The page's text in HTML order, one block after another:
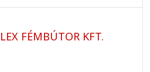
FÉMBÚTOR KFT.